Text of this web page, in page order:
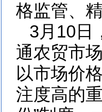
格监管、
3月10日
通农贸市
以市场价
注度高的